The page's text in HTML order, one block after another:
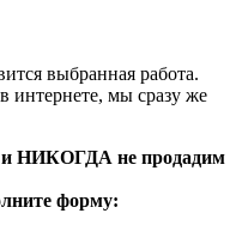
выбранная работа.
интернете, мы сразу же
и НИКОГДА не продадим
форму: